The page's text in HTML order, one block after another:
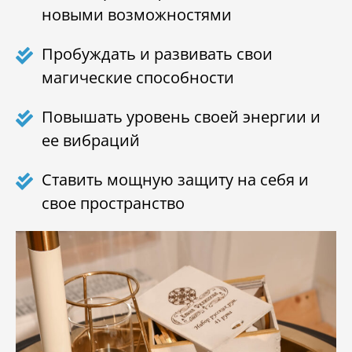
новыми возможностями
Пробуждать и развивать свои
магические способности
Повышать уровень своей энергии и
ее вибраций
Ставить мощную защиту на себя и
свое пространство